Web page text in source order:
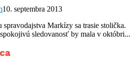
10. septembra 2013
spravodajstva Markízy sa trasie stolička.
sledovanosť by mala v októbri...